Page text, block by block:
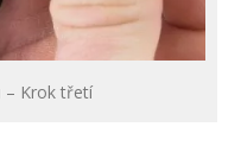
– Krok třetí